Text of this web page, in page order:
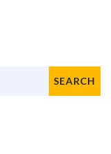
SEARCH